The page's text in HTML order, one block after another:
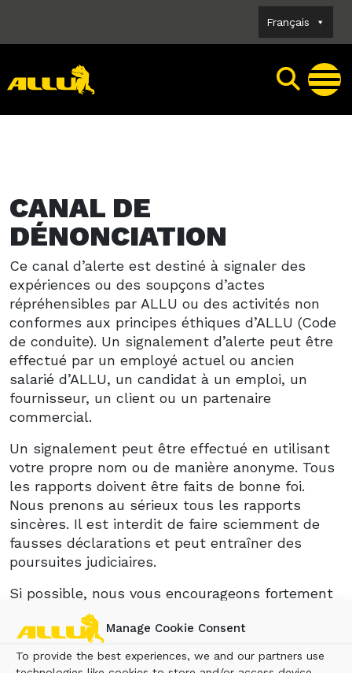
Manage Cookie Consent
To provide the best experiences, we and our partners use
content
Français
CANAL DE
DÉNONCIATION
Ce canal d’alerte est destiné à signaler des
expériences ou des soupçons d’actes
répréhensibles par ALLU ou des activités non
conformes aux principes éthiques d’ALLU (Code
de conduite). Un signalement d’alerte peut être
effectué par un employé actuel ou ancien
salarié d’ALLU, un candidat à un emploi, un
fournisseur, un client ou un partenaire
commercial.
Un signalement peut être effectué en utilisant
votre propre nom ou de manière anonyme. Tous
les rapports doivent être faits de bonne foi.
Nous prenons au sérieux tous les rapports
sincères. Il est interdit de faire sciemment de
fausses déclarations et peut entraîner des
poursuites judiciaires.
Si possible, nous vous encourageons fortement
à contacter d’abord le directeur de votre filiale
ALLU avant de faire un signalement d’alerte.
Ce canal n’est pas destiné aux demandes de